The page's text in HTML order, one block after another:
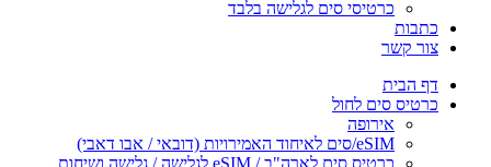
כרטיסי סים לגלישה בלבד
כתבות
צור קשר
דף הבית
כרטיס סים לחול
אירופה
eSIM/סים לאיחוד האמירויות (דובאי / אבו דאבי)
כרטיס סים לארה"ב / eSIM לגלישה / גלישה ושיחות.